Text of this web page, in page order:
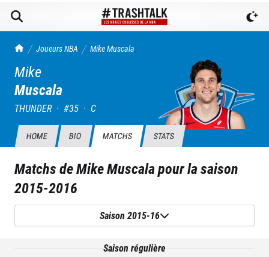
TrashTalk Actu NBA
Joueurs NBA MikeMuscala
Mike
Muscala
THUNDER · #35 · C
HOME BIO MATCHS STATS
Matchs deMike Muscalapour la saison
2015-2016
Saison 2015-16
Saison régulière